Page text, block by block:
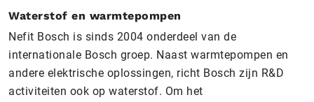
Waterstof en warmtepompen
Nefit Bosch is sinds 2004 onderdeel van de
internationale Bosch groep. Naast warmtepompen en
andere elektrische oplossingen, richt Bosch zijn R&D
activiteiten ook op waterstof. Om het